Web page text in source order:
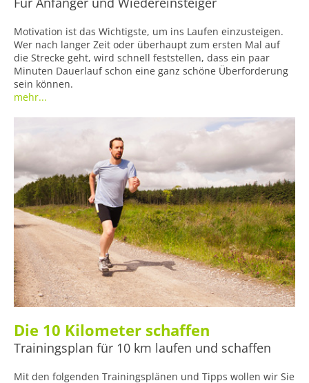
Motivation ist das Wichtigste, um ins Laufen einzusteigen.
Wer nach langer Zeit oder überhaupt zum ersten Mal auf
die Strecke geht, wird schnell feststellen, dass ein paar
Minuten Dauerlauf schon eine ganz schöne Überforderung
sein können.
mehr...
Die 10 Kilometer schaffen
Trainingsplan für 10 km laufen und schaffen
Mit den folgenden Trainingsplänen und Tipps wollen wir Sie